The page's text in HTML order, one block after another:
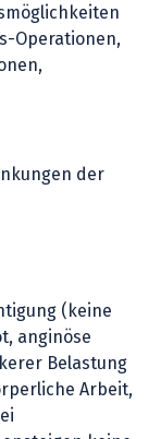
Operationen,
der
(keine
anginöse
Belastung
Arbeit,